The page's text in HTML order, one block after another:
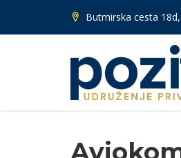
Butmirska cesta